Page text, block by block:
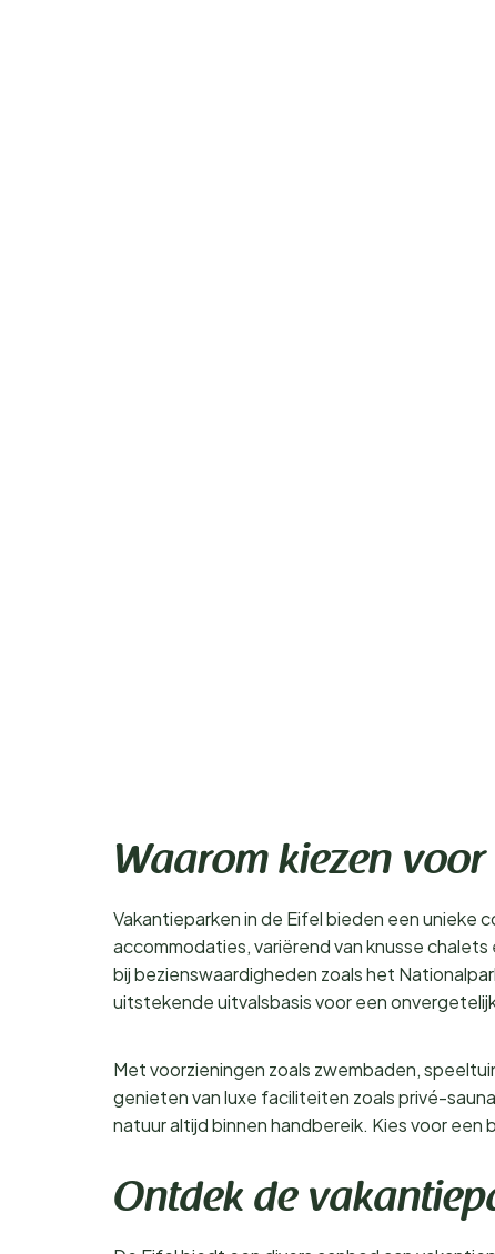
Waarom kiezen
Vakantieparken in de Eifel bieden een unieke
accommodaties, variërend van knusse
bij bezienswaardigheden zoals het
uitstekende uitvalsbasis voor een
Met voorzieningen zoals zwembaden,
genieten van luxe faciliteiten zoals privé-
natuur altijd binnen handbereik. Kies voor
Ontdek de